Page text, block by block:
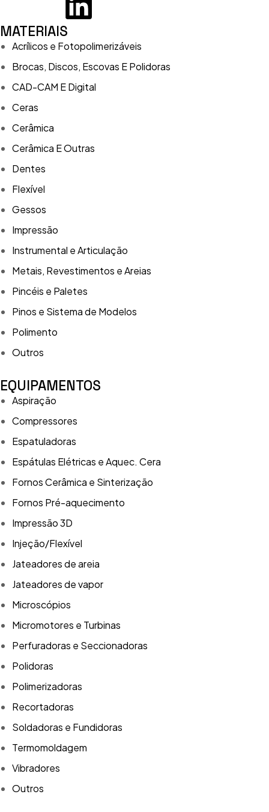
MATERIAIS
Acrílicos e Fotopolimerizáveis
Brocas, Discos, Escovas E Polidoras
CAD-CAM E Digital
Ceras
Cerâmica
Cerâmica E Outras
Dentes
Flexível
Gessos
Impressão
Instrumental e Articulação
Metais, Revestimentos e Areias
Pincéis e Paletes
Pinos e Sistema de Modelos
Polimento
Outros
EQUIPAMENTOS
Aspiração
Compressores
Espatuladoras
Espátulas Elétricas e Aquec. Cera
Fornos Cerâmica e Sinterização
Fornos Pré-aquecimento
Impressão 3D
Injeção/Flexível
Jateadores de areia
Jateadores de vapor
Microscópios
Micromotores e Turbinas
Perfuradoras e Seccionadoras
Polidoras
Polimerizadoras
Recortadoras
Soldadoras e Fundidoras
Termomoldagem
Vibradores
Outros